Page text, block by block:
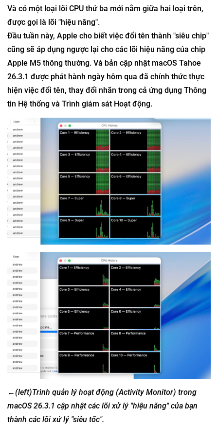
Và có một loại lõi CPU thứ ba mới nằm giữa hai loại trên,
được gọi là lõi "hiệu năng".
Đầu tuần này, Apple cho biết việc đổi tên thành "siêu chip"
cũng sẽ áp dụng ngược lại cho các lõi hiệu năng của chip
Apple M5 thông thường. Và bản cập nhật macOS Tahoe
26.3.1 được phát hành ngày hôm qua đã chính thức thực
hiện việc đổi tên, thay đổi nhãn trong cả ứng dụng Thông
tin Hệ thống và Trình giám sát Hoạt động.
←(left)Trình quản lý hoạt động (Activity Monitor) trong
macOS 26.3.1 cập nhật các lõi xử lý "hiệu năng" của bạn
thành các lõi xử lý "siêu tốc".